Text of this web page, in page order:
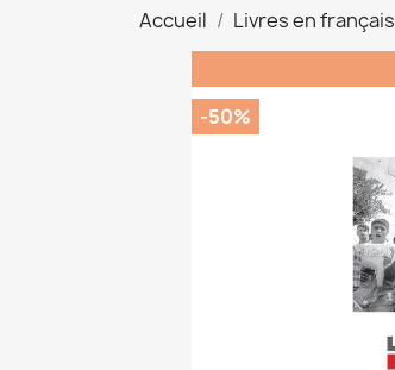
Accueil Livres en français
-50%